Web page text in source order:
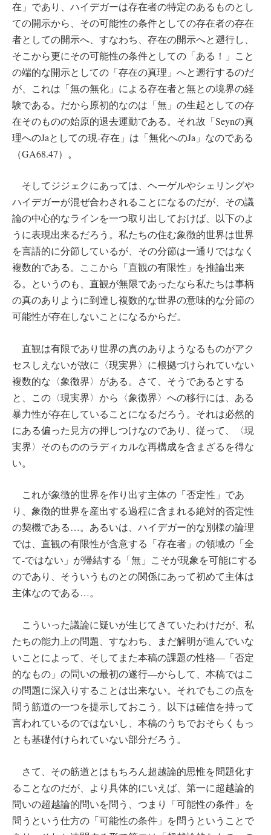
在」であり、ハイデガーは存在者の特定のあるものとし
ての開示から、その可能性の条件としての存在者の存在
者としての開示へ、すなわち、存在の開示へと遡行し、
そこから更にその可能性の条件としての「ある！」こと
の端的な開示としての「存在の真理」へと遡行するのだ
が、これは「無の無化」による存在者と無との境界の経
験である。だから原初的なのは「無」の生起としての存
在そのものの始原的退去運動である。それ故「Seynの真
理へのJaとしての現-存在」は「無化へのJa」なのである
（GA68.47）。
そしてジジェクにあっては、ヘーゲルやシェリングや
ハイデガーが混ぜ合わされることになるのだが、その議
論の中心的なラインを一つ取り出しておけば、以下のよ
うに表現出来るだろう。私たちの住む象徴的世界は世界
を言語的に分節しているが、その分節は一通りではなく
複数的である。ここから「直観の有限性」を推論出来
る。というのも、直観が無限であったなら私たちは事柄
の真のありように到達し複数的な世界の意味的な分節の
可能性が存在しないことになるからだ。
直観は有限であり世界の真のありようなるものがアク
セスしえないが故に〈現実界〉に根拠づけられていない
複数的な〈象徴界〉がある。さて、そうであるとする
と、この〈現実界〉から〈象徴界〉への移行には、ある
暴力性が存在していることになるだろう。それは必然的
にある偏った見方の押しつけなのであり、従って、〈現
実界〉そのもののラディカルな再構成を含まざるを得な
い。
これが象徴的世界を作り出す主体の「否定性」であ
り、象徴的世界を産出する過程に含まれる絶対的否定性
の契機である…。あるいは、ハイデガー的な別様の論理
では、直観の有限性が含意する「存在者」の領域の「全
て-ではない」が帰結する「無」こそが現象を可能にする
のであり、そういうものとの関係にあって初めて主体は
主体なのである…。
こういった議論に疑いが生じてきていたわけだが、私
たちの能力上の問題、すなわち、まだ解明が進んでいな
いことによって、そしてまた本稿の課題の性格―「否定
的なもの」の問いの最初の遂行―からして、本稿ではこ
の問題に深入りすることは出来ない。それでもこの点を
問う筋道の一つを提示しておこう。以下は確信を持って
言われているのではないし、本稿のうちでおそらくもっ
とも基礎付けられていない部分だろう。
さて、その筋道とはもちろん超越論的思惟を問題化す
ることなのだが、より具体的にいえば、第一に超越論的
問いの超越論的問いを問う、つまり「可能性の条件」を
問うという仕方の「可能性の条件」を問うということで